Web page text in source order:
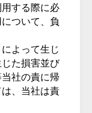
する際に必
ついて、負
よって生じ
た損害並び
社の責に帰
、当社は責